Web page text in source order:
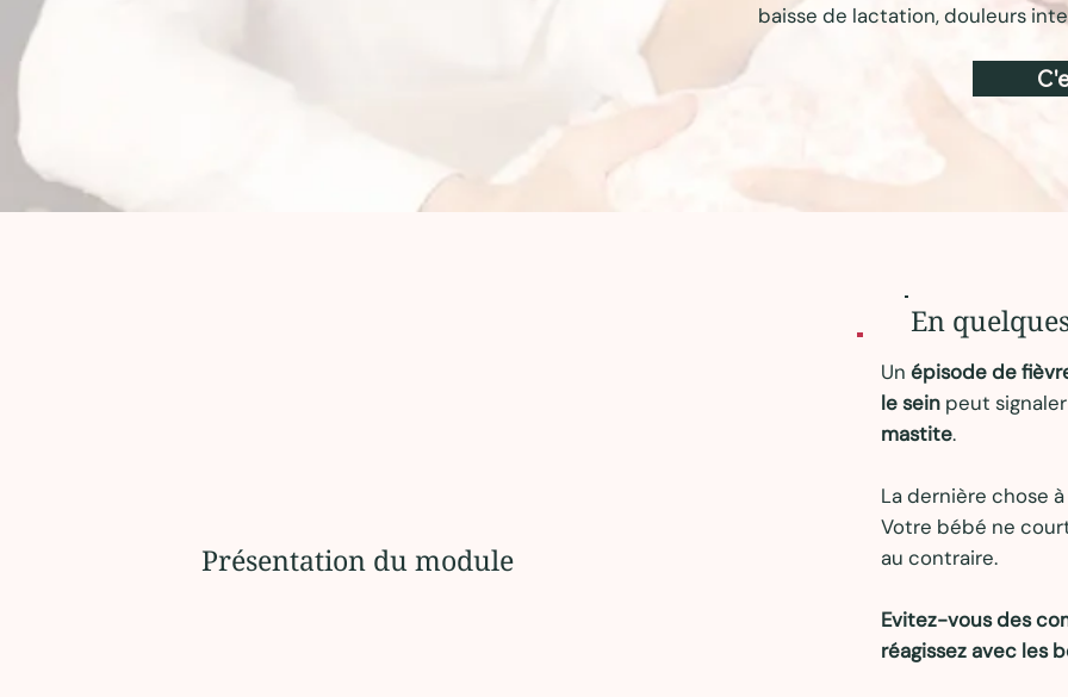
baisse de lactation, douleurs
Présentation du module
Unépisode de
le sein peut
mastite.
La dernière chose
Votre bébé ne
au contraire.
Evitez-vous des
réagissez avec les
En